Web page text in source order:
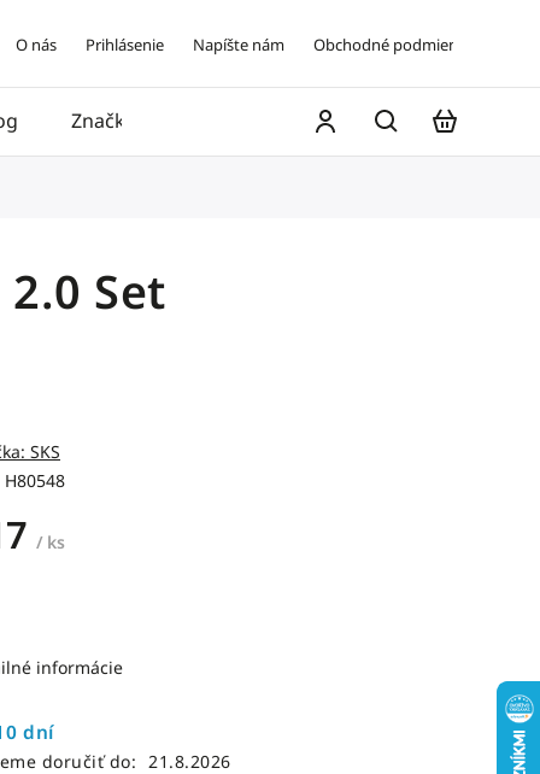
O nás Prihlásenie Napíšte nám Obchodné podmienky
Značky
Set
H80548
SKS
/ ks
dní
doručiť do: 21.8.2026
informácie